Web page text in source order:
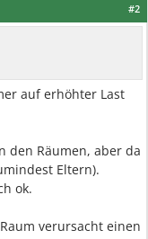
#2
auf erhöhter Last
den Räumen, aber da
Eltern).
ok.
verursacht einen